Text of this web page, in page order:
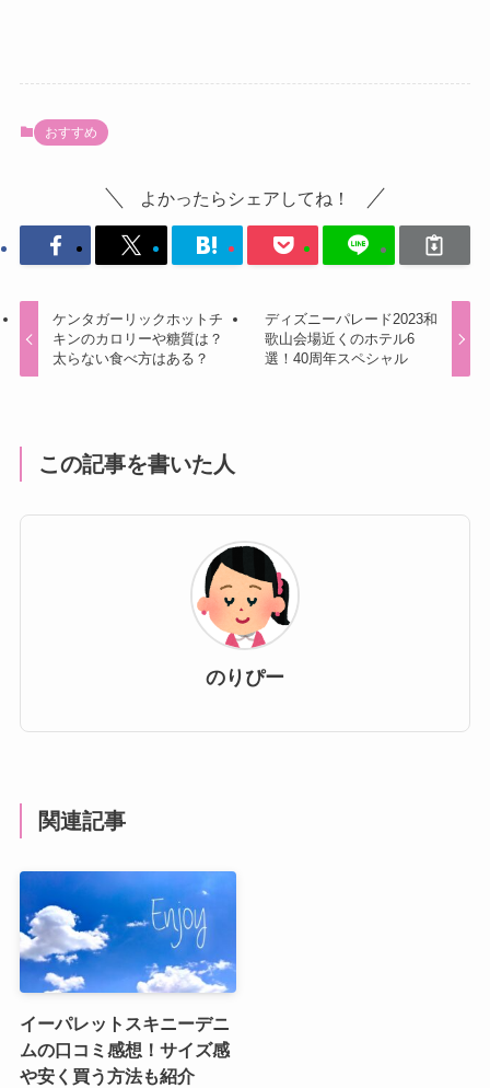
おすすめ
よかったらシェアしてね！
ケンタガーリックホットチ
キンのカロリーや糖質は？
太らない食べ方はある？
ディズニーパレード2023和
歌山会場近くのホテル6
選！40周年スペシャル
この記事を書いた人
のりぴー
関連記事
イーパレットスキニーデニ
ムの口コミ感想！サイズ感
や安く買う方法も紹介